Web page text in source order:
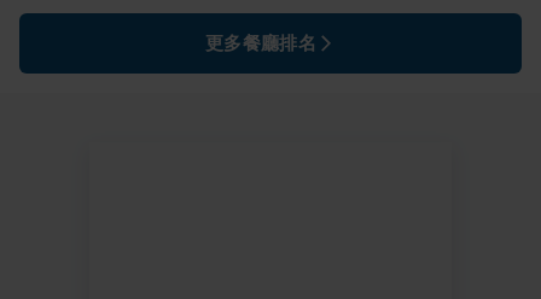
更多餐廳排名